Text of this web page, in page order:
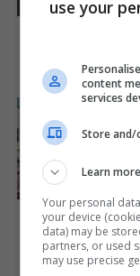
Olena
Changed
Brainberries
The Best
Yet
Brainberries
use your
content
services
Store and/
Learn more
Your personal
your device
data) may be
partners, or used
may use precise